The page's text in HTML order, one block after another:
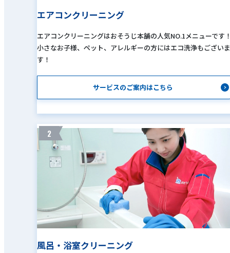
エアコンクリーニング
エアコンクリーニングはおそうじ本舗の人気NO.1メニューです
小さなお子様、ペット、アレルギーの方にはエコ洗浄もございま
す！
サービスのご案内はこちら
2
風呂・浴室クリーニング